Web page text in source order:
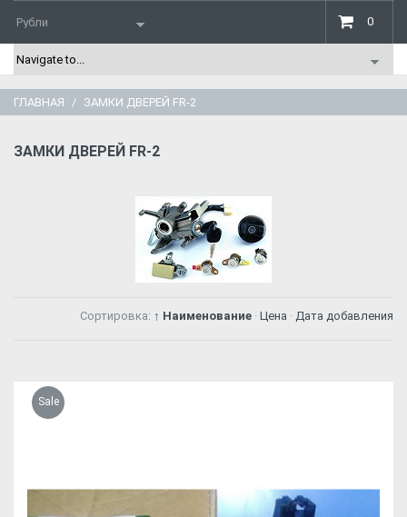
0
ГЛАВНАЯ ЗАМКИ ДВЕРЕЙ FR-2
ЗАМКИ ДВЕРЕЙ FR-2
Сортировка: ↑ Наименование · Цена · Дата добавления
Sale